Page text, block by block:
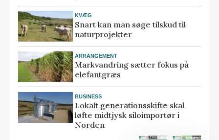
KVÆG
Snart kan man søge tilskud til
naturprojekter
ARRANGEMENT
Markvandring sætter fokus på
elefantgræs
BUSINESS
Lokalt generationsskifte skal
løfte midtjysk siloimportør i
Norden